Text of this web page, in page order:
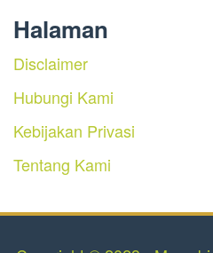
Halaman
Disclaimer
Hubungi Kami
Kebijakan Privasi
Tentang Kami